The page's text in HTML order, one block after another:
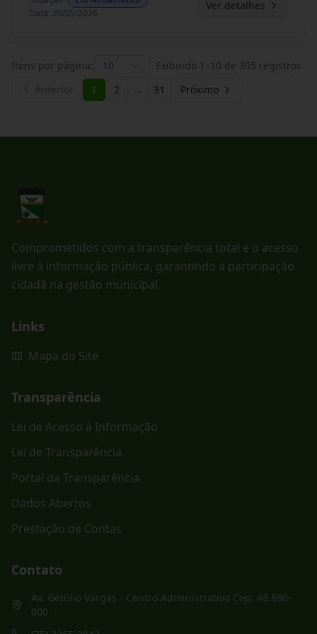
Data: 20/05/2026
Ver detalhes
Itens por página: 10 Exibindo 1 –10 de 305 registros
1 2 … 31 Próximo
Comprometidos com a transparência total e o acesso
livre à informação pública, garantindo a participação
cidadã na gestão municipal.
Links
Mapa do Site
Transparência
Lei de Acesso à Informação
Lei de Transparência
Portal da Transparência
Dados Abertos
Prestação de Contas
Contato
Av. Getúlio Vargas - Centro Administrativo Cep: 48.880-
000